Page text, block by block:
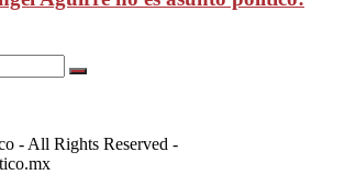
- All Rights Reserved -